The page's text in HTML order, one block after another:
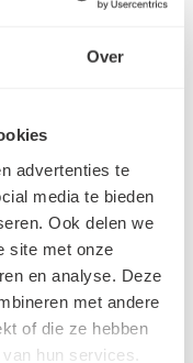
Over
advertenties te
media te bieden
Ook delen we
site met onze
en analyse. Deze
met andere
of die ze hebben
hun services.
peintureet